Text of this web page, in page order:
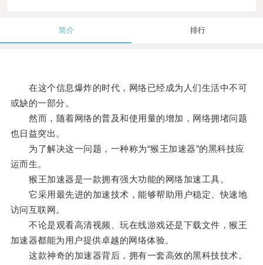
简介 排行
在这个信息爆炸的时代，网络已经成为人们生活中不可
或缺的一部分。
然而，随着网络的普及和使用量的增加，网络拥堵问题
也日益突出。
为了解决这一问题，一种称为“猴王加速器”的黑科技应
运而生。
猴王加速器是一款拥有强大功能的网络加速工具。
它采用最先进的加速技术，能够帮助用户稳定、快速地
访问互联网。
不论是观看高清视频、玩在线游戏还是下载文件，猴王
加速器都能为用户提供卓越的网络体验。
这款神奇的加速器背后，拥有一套高效的黑科技技术。